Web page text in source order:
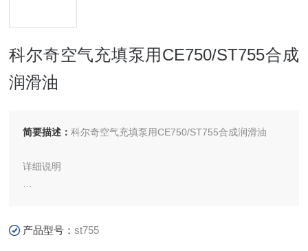
科尔奇空气充填泵用CE750/ST755合成
润滑油
简要描述：科尔奇空气充填泵用CE750/ST755合成润滑油
详细说明
并给予您解决方案。
产品型号：st755